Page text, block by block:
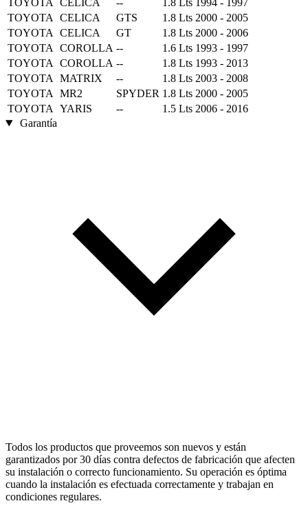
TOYOTA
CELICA -- 1.8 Lts 1994 - 1997
TOYOTA
CELICA GTS 1.8 Lts 2000 - 2005
TOYOTA
CELICA GT 1.8 Lts 2000 - 2006
TOYOTA
COROLLA -- 1.6 Lts 1993 - 1997
TOYOTA
COROLLA -- 1.8 Lts 1993 - 2013
TOYOTA
MATRIX -- 1.8 Lts 2003 - 2008
TOYOTA
MR2 SPYDER 1.8 Lts 2000 - 2005
TOYOTA
YARIS -- 1.5 Lts 2006 - 2016
Garantía
Todos los productos que proveemos son nuevos y están
garantizados por 30 días contra defectos de fabricación que afecten
su instalación o correcto funcionamiento. Su operación es óptima
cuando la instalación es efectuada correctamente y trabajan en
condiciones regulares.